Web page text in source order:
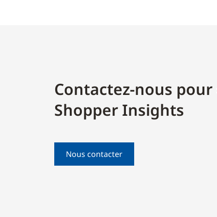
Contactez-nous
Shopper Insights
Nous contacter